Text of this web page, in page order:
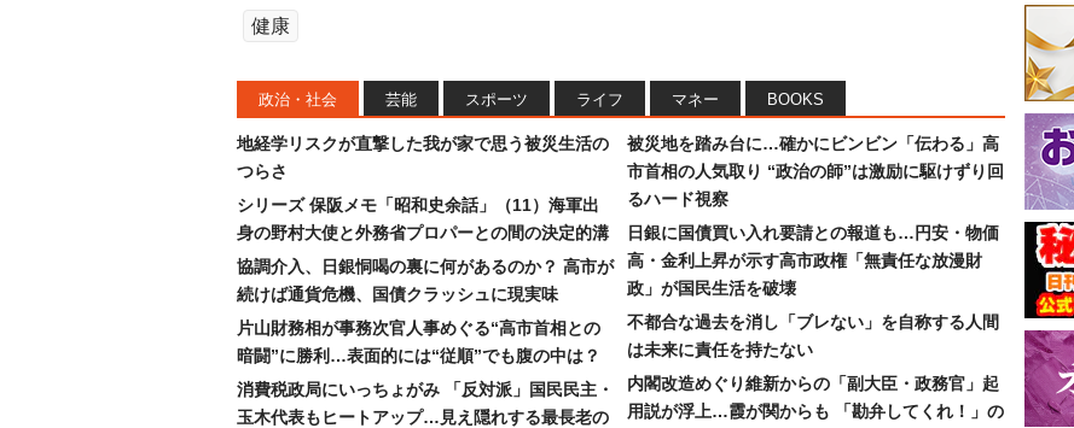
健康
政治・社会 芸能 スポーツ ライフ マネー BOOKS
地経学リスクが直撃した我が家で思う被災生活の
つらさ
シリーズ 保阪メモ「昭和史余話」（11）海軍出
身の野村大使と外務省プロパーとの間の決定的溝
協調介入、日銀恫喝の裏に何があるのか？ 高市が
続けば通貨危機、国債クラッシュに現実味
片山財務相が事務次官人事めぐる“高市首相との
暗闘”に勝利…表面的には“従順”でも腹の中は？
消費税政局にいっちょがみ 「反対派」国民民主・
玉木代表もヒートアップ…見え隠れする最長老の
被災地を踏み台に…確かにビンビン「伝わる」高
市首相の人気取り “政治の師”は激励に駆けずり回
るハード視察
日銀に国債買い入れ要請との報道も…円安・物価
高・金利上昇が示す高市政権「無責任な放漫財
政」が国民生活を破壊
不都合な過去を消し「ブレない」を自称する人間
は未来に責任を持たない
内閣改造めぐり維新からの「副大臣・政務官」起
用説が浮上…霞が関からも 「勘弁してくれ！」の